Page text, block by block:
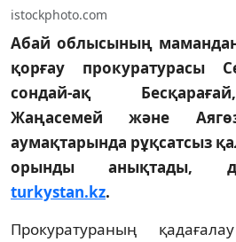
istockphoto.com
Абай облысының
қорғау прокуратурасы
сондай-ақ
Жаңасемей және
аумақтарында рұқсатсыз
орынды анықтады,
turkystan.kz.
Прокуратураның